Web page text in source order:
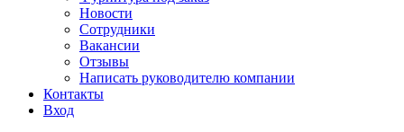
Новости
Сотрудники
Вакансии
Отзывы
Написать руководителю компании
Контакты
Вход